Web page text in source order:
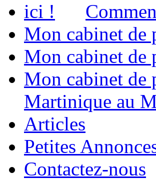
Mon cabinet de
Mon cabinet de
Mon cabinet de
Martinique au
Articles
Petites
Contactez-nous